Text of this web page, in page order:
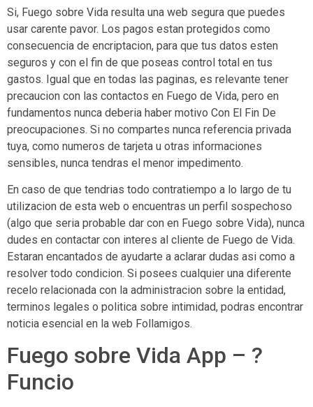
Si, Fuego sobre Vida resulta una web segura que puedes
usar carente pavor. Los pagos estan protegidos como
consecuencia de encriptacion, para que tus datos esten
seguros y con el fin de que poseas control total en tus
gastos. Igual que en todas las paginas, es relevante tener
precaucion con las contactos en Fuego de Vida, pero en
fundamentos nunca deberia haber motivo Con El Fin De
preocupaciones. Si no compartes nunca referencia privada
tuya, como numeros de tarjeta u otras informaciones
sensibles, nunca tendras el menor impedimento.
En caso de que tendri­as todo contratiempo a lo largo de tu
utilizacion de esta web o encuentras un perfil sospechoso
(algo que seri­a probable dar con en Fuego sobre Vida), nunca
dudes en contactar con interes al cliente de Fuego de Vida.
Estaran encantados de ayudarte a aclarar dudas asi­ como a
resolver todo condicion. Si posees cualquier una diferente
recelo relacionada con la administracion sobre la entidad,
terminos legales o politica sobre intimidad, podras encontrar
noticia esencial en la web Follamigos.
Fuego sobre Vida App – ?
Funcio